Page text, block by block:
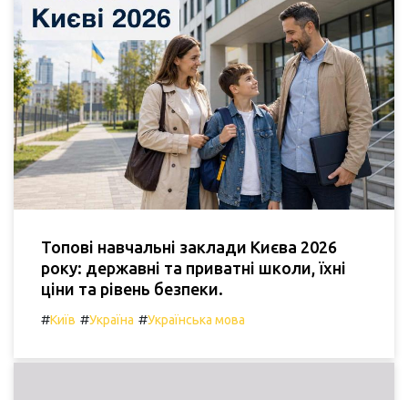
Топові навчальні заклади Києва 2026
року: державні та приватні школи, їхні
ціни та рівень безпеки.
#Київ #Україна #Українська мова